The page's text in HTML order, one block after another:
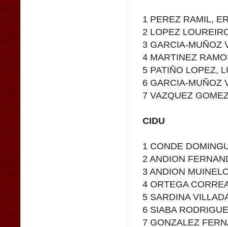
1 PEREZ RAMIL,
2 LOPEZ
3 GARCIA-MUÑOZ
4 MARTINEZ
5 PATIÑO LOPEZ,
6 GARCIA-MUÑOZ
7 VAZQUEZ
CIDU
1 CONDE
2 ANDION
3 ANDION
4 ORTEGA
5 SARDINA
6 SIABA
7 GONZALEZ